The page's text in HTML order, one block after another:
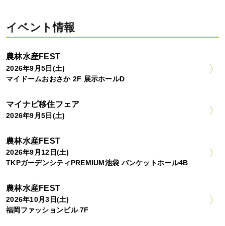
イベント情報
農林水産FEST
2026年9月5日(土)
マイドームおおさか 2F 展示ホールD
マイナビ移住フェア
2026年9月5日(土)
農林水産FEST
2026年9月12日(土)
TKPガーデンシティPREMIUM池袋 バンケットホール4B
農林水産FEST
2026年10月3日(土)
福岡ファッションビル 7F